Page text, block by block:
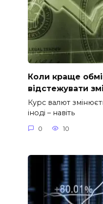
Коли краще
відстежувати
Курс валют
іноді – навіть
0 10